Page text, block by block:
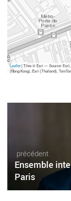
Leaflet| Tiles © Esri — Source: Esri,
(Hong Kong), Esri (Thailand),
précédent
Ensemble
Paris